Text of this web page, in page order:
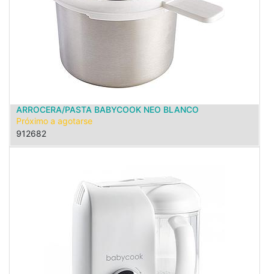
ARROCERA/PASTA BABYCOOK NEO BLANCO
Próximo a agotarse
912682